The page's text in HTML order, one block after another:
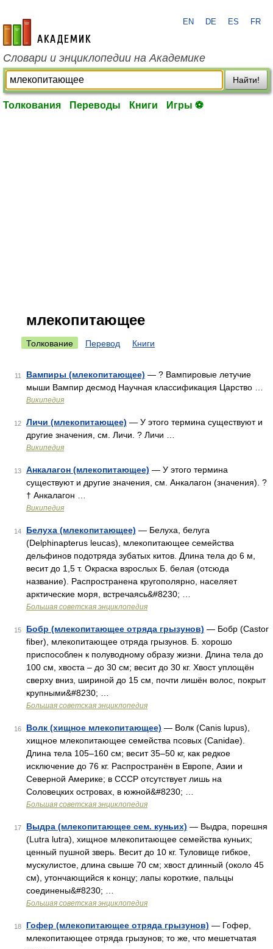
academic.ru
EN DE ES FR
Словари и энциклопедии на Академике
Найти!
Толкования Переводы Книги Игры ⚽
млекопитающее
Толкование Перевод Книги
11 Вампиры (млекопитающее) — ? Вампировые летучие
мыши Вампир десмод Научная классификация Царство …
Википедия
12 Личи (млекопитающее) — У этого термина существуют и
другие значения, см. Личи. ? Личи …
Википедия
13 Анкалагон (млекопитающее) — У этого термина
существуют и другие значения, см. Анкалагон (значения). ?
† Анкалагон …
Википедия
14 Белуха (млекопитающее) — Белуха, белуга
(Delphinapterus leucas), млекопитающее семейства
дельфинов подотряда зубатых китов. Длина тела до 6 м,
весит до 1,5 т. Окраска взрослых Б. белая (отсюда
название). Распространена кругополярно, населяет
арктические моря, встречаясь&#8230; …
Большая советская энциклопедия
15 Бобр (млекопитающее отряда грызунов) — Бобр (Castor
fiber), млекопитающее отряда грызунов. Б. хорошо
приспособлен к полуводному образу жизни. Длина тела до
100 см, хвоста ‒ до 30 см; весит до 30 кг. Хвост уплощён
сверху вниз, шириной до 15 см, почти лишён волос, покрыт
крупными&#8230; …
Большая советская энциклопедия
16 Волк (хищное млекопитающее) — Волк (Canis lupus),
хищное млекопитающее семейства псовых (Canidae).
Длина тела 105‒160 см; весит 35‒50 кг, как редкое
исключение до 76 кг. Распространён в Европе, Азии и
Северной Америке; в СССР отсутствует лишь на
Соловецких островах, в южной&#8230; …
Большая советская энциклопедия
17 Выдра (млекопитающее сем. куньих) — Выдра, порешня
(Lutra lutra), хищное млекопитающее семейства куньих;
ценный пушной зверь. Весит до 10 кг. Туловище гибкое,
мускулистое, длина свыше 70 см; хвост длинный (около 45
см), утончающийся к концу; лапы короткие, пальцы
соединены&#8230; …
Большая советская энциклопедия
18 Гофер (млекопитающее отряда грызунов) — Гофер,
млекопитающее отряда грызунов; то же, что мешетчатая